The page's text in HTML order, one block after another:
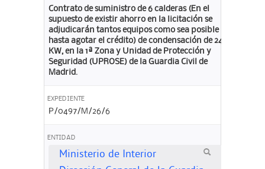
Contrato de suministro de 6 calderas (En el
supuesto de existir ahorro en la licitación se
adjudicarán tantos equipos como sea posible
hasta agotar el crédito) de condensación de 24
KW, en la 1ª Zona y Unidad de Protección y
Seguridad (UPROSE) de la Guardia Civil de
Madrid.
EXPEDIENTE
P/0497/M/26/6
ENTIDAD
Ministerio de Interior